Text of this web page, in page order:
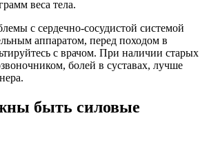
веса тела.
с сердечно-сосудистой системой
аппаратом, перед походом в
с врачом. При наличии старых
болей в суставах, лучше
быть силовые